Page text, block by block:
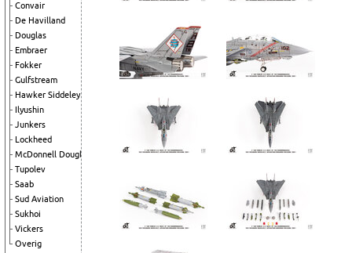
Convair
De Havilland
Douglas
Embraer
Fokker
Gulfstream
Hawker Siddeley
Ilyushin
Junkers
Lockheed
McDonnell Douglas
Tupolev
Saab
Sud Aviation
Sukhoi
Vickers
Overig